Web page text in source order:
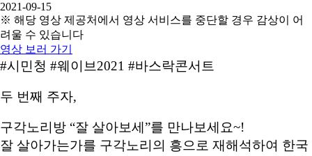
2021-09-15
※ 해당 영상 제공처에서 영상 서비스를 중단할 경우 감상이 어
려울 수 있습니다
영상 보러 가기
#시민청 #웨이브2021 #바스락콘서트
두 번째 주자,
구각노리방 “잘 살아보세”를 만나보세요~!
잘 살아가는가를 구각노리의 흥으로 재해석하여 한국